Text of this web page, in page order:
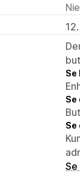
Se
Se
Se